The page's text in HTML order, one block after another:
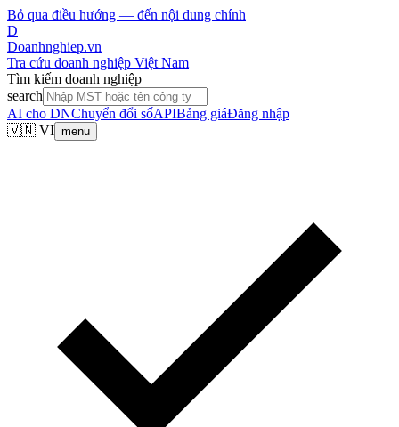
Bỏ qua điều hướng — đến nội dung chính
D
Doanhnghiep.vn
Tra cứu doanh nghiệp Việt Nam
Tìm kiếm doanh nghiệp
search
AI cho DNChuyển đổi sốAPIBảng giáĐăng nhập
🇻🇳 VI menu